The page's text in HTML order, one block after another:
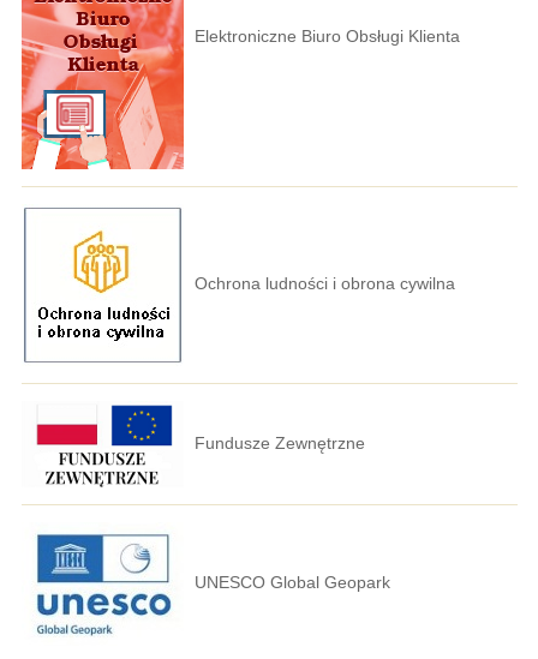
Elektroniczne Biuro Obsługi Klienta
Ochrona ludności i obrona cywilna
Fundusze Zewnętrzne
UNESCO Global Geopark